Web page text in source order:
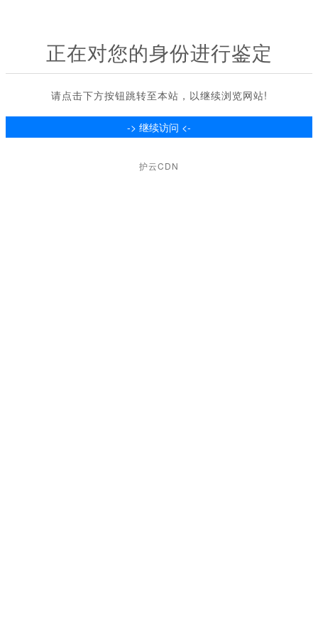
正在对您的身份进行鉴定
请点击下方按钮跳转至本站，以继续浏览网站!
护云CDN